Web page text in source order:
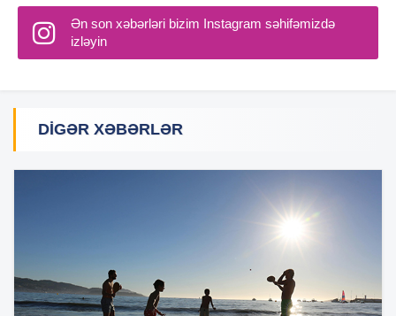
Ən son xəbərləri bizim Instagram səhifəmizdə
izləyin
DIGƏR XƏBƏRLƏR